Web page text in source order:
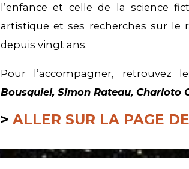
l’enfance et celle de la science
artistique et ses recherches sur
depuis vingt ans.
Pour l’accompagner,
Bousquiel, Simon Rateau, Charloto
> ALLER SUR LA PAGE